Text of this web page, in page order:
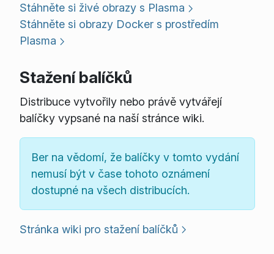
Stáhněte si živé obrazy s Plasma
Stáhněte si obrazy Docker s prostředím
Plasma
Stažení balíčků
Distribuce vytvořily nebo právě vytvářejí
balíčky vypsané na naší stránce wiki.
Ber na vědomí, že balíčky v tomto vydání
nemusí být v čase tohoto oznámení
dostupné na všech distribucích.
Stránka wiki pro stažení balíčků